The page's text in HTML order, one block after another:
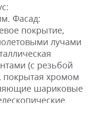
Фасад:
покрытие,
лучами
(с резьбой
покрытая хромом
шариковые